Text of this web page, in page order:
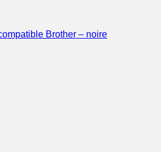
Brother – noire